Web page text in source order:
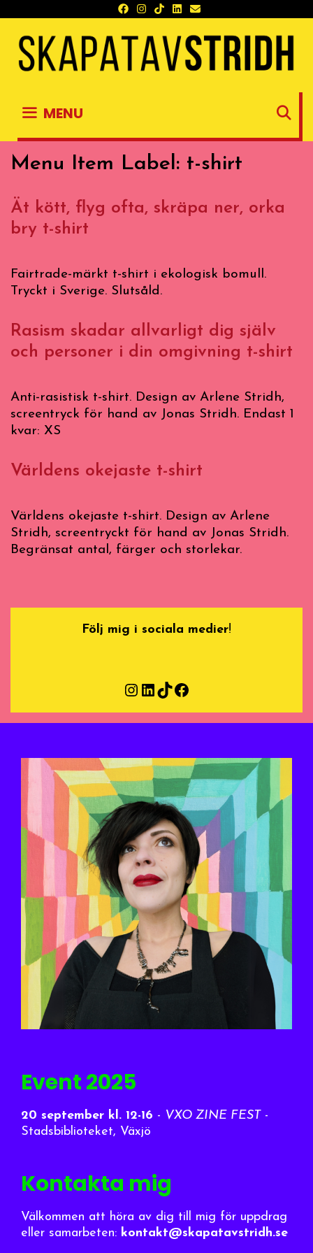
content
MENU
Menu Item Label: t-shirt
Ät kött, flyg ofta, skräpa ner, orka
bry t-shirt
Fairtrade-märkt t-shirt i ekologisk bomull.
Tryckt i Sverige. Slutsåld.
Rasism skadar allvarligt dig själv
och personer i din omgivning t-shirt
Anti-rasistisk t-shirt. Design av Arlene Stridh,
screentryck för hand av Jonas Stridh. Endast 1
kvar: XS
Världens okejaste t-shirt
Världens okejaste t-shirt. Design av Arlene
Stridh, screentryckt för hand av Jonas Stridh.
Begränsat antal, färger och storlekar.
Följ mig i sociala medier!
Instagram
LinkedIn
TikTokFacebook
Event 2025
20 september kl. 12-16 - VXO ZINE FEST-
Stadsbiblioteket, Växjö
Kontakta mig
Välkommen att höra av dig till mig för uppdrag
eller samarbeten: kontakt@skapatavstridh.se